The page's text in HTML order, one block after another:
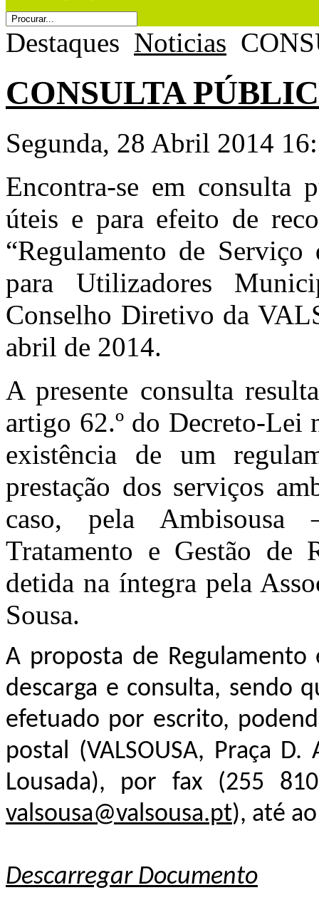
Destaques Noticias
CONSULTA
Segunda, 28 Abril 2014
Encontra-se em consulta
úteis e para efeito de
“Regulamento de
para Utilizadores
Conselho Diretivo da
abril de 2014.
A presente consulta
artigo 62.º do Decreto-Lei
existência de um
prestação dos serviços
caso, pela Ambisousa
Tratamento e Gestão de
detida na íntegra pela
Sousa.
A proposta de Regulamento
descarga e consulta, sendo
efetuado por escrito,
postal (VALSOUSA, Praça
Lousada), por fax (255
valsousa@valsousa.pt), até
Descarregar Documento